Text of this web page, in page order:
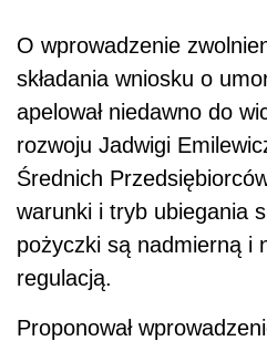
O wprowadzenie
składania wniosku o
apelował niedawno do
rozwoju Jadwigi
Średnich
warunki i tryb ubiegania
pożyczki są nadmierną i
regulacją.
Proponował